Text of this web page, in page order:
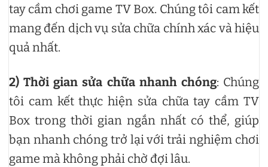
tay cầm chơi game TV Box. Chúng tôi cam kết
mang đến dịch vụ sửa chữa chính xác và hiệu
quả nhất.
2)Thời gian sửa chữa nhanh chóng: Chúng
tôi cam kết thực hiện sửa chữa tay cầm TV
Box trong thời gian ngắn nhất có thể, giúp
bạn nhanh chóng trở lại với trải nghiệm chơi
game mà không phải chờ đợi lâu.